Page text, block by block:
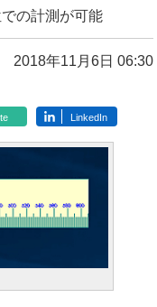
の計測が可能
2018年11月6日 06:30
LinkedIn